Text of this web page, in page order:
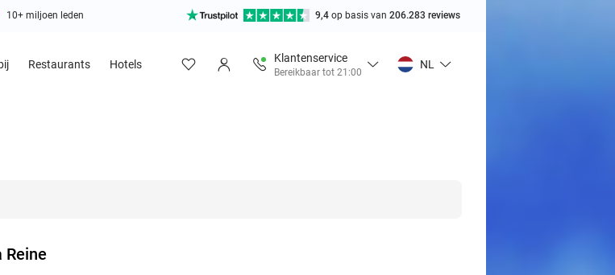
10+ miljoen leden 9,4 op basis van 206.283 reviews
Restaurants Hotels
Klantenservice
Bereikbaar tot 21:00
NL
Reine